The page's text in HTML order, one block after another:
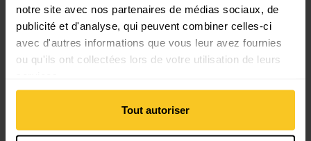
notre site avec nos partenaires de médias sociaux, de
publicité et d'analyse, qui peuvent combiner celles-ci
avec d'autres informations que vous leur avez fournies
ou qu'ils ont collectées lors de votre utilisation de leurs
Tout autoriser
Löffler
M
Magicshine
Marco